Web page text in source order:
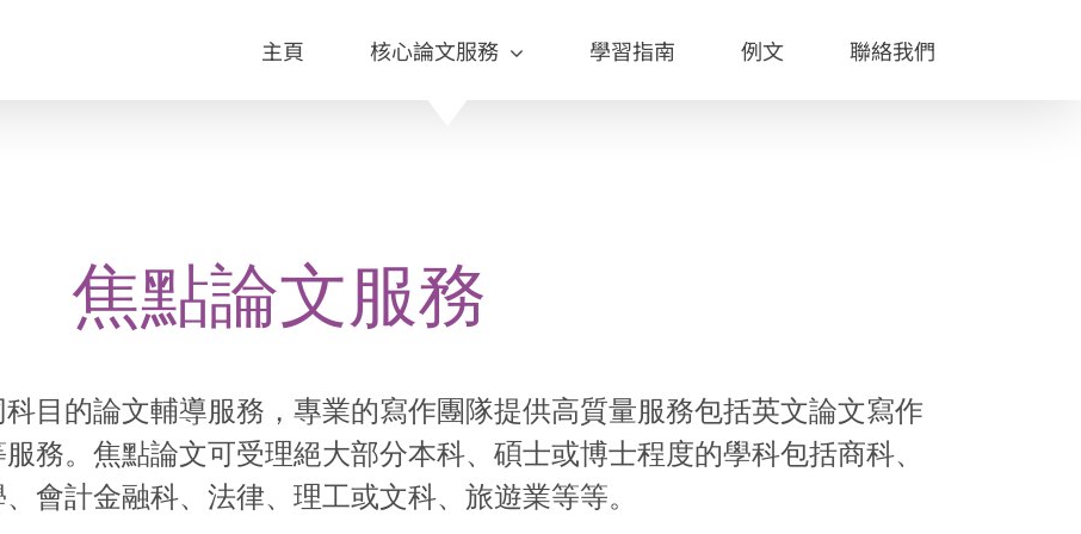
主頁 核心論文服務 學習指南 例文 聯絡我們
焦點論文服務
目的論文輔導服務，專業的寫作團隊提供高質量服務包括英文論文寫作
務。焦點論文可受理絕大部分本科、碩士或博士程度的學科包括商科、
會計金融科、法律、理工或文科、旅遊業等等。